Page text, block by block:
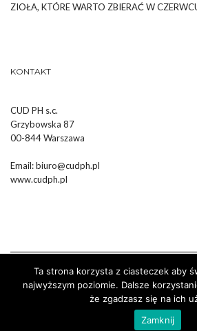
ZIOŁA, KTÓRE WARTO ZBIERAĆ W
KONTAKT
CUD PH s.c.
Grzybowska 87
00-844 Warszawa
Email:biuro@cudph.pl
www.cudph.pl
Wykonanie :Strony Internetowe
Ta strona korzysta z ciasteczek aby
najwyższym poziomie. Dalsze
że zgadzasz się na ich
Zamknij